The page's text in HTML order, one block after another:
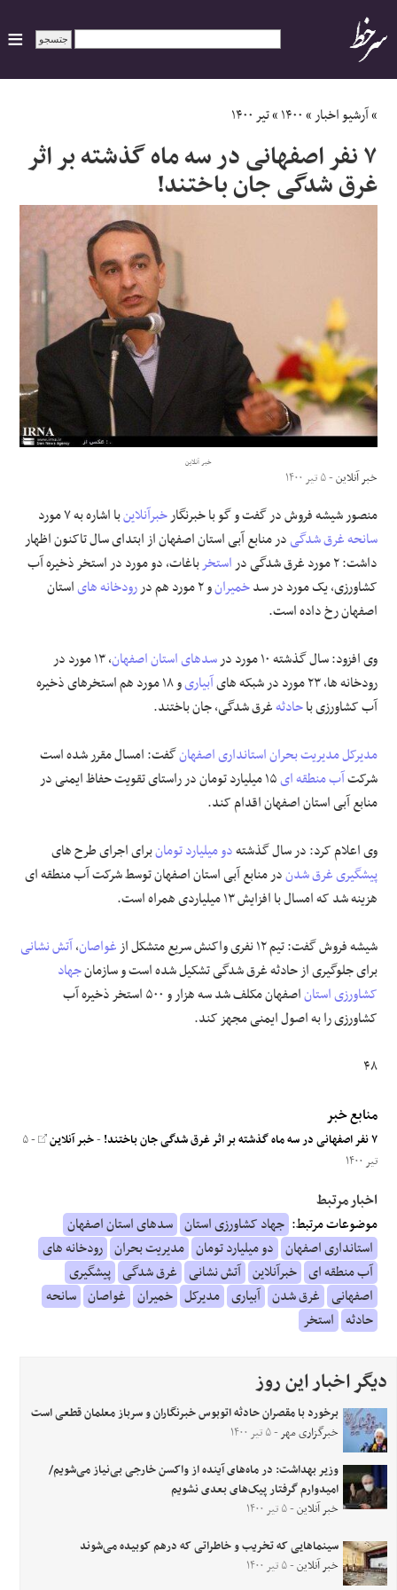
ایران
سیاسی
اقتصاد
اجتماعی
حوادث
علوم و فن آوری
فرهنگی و هنری
مقالات
»آرشیو اخبار»۱۴۰۰»تیر ۱۴۰۰
۷ نفر اصفهانی در سه ماه گذشته بر اثر
غرق شدگی جان باختند!
خبر آنلاین
خبر آنلاین- ۵ تیر ۱۴۰۰
منصور شیشه فروش در گفت و گو با خبرنگارخبرآنلاینبا اشاره به ۷ مورد
سانحهغرق شدگیدر منابع آبی استان اصفهان از ابتدای سال تاکنون اظهار
داشت: ۲ مورد غرق شدگی در
استخرباغات، دو مورد در استخر ذخیره آب
کشاورزی، یک مورد در سدخمیرانو ۲ مورد هم در رودخانه هایاستان
اصفهان رخ داده است.
وی افزود: سال گذشته ۱۰ مورد در سدهای استان اصفهان
، ۱۳ مورد در
رودخانه ها، ۲۳ مورد در شبکه های
آبیاری
و ۱۸ مورد هم استخرهای ذخیره
آب کشاورزی باحادثهغرق شدگی، جان باختند.
مدیرکلمدیریت بحراناستانداری اصفهانگفت: امسال مقرر شده است
شرکتآب منطقه ای
۱۵ میلیارد تومان در راستای تقویت حفاظ ایمنی در
منابع آبی استان اصفهان اقدام کند.
وی اعلام کرد: در سال گذشتهدو میلیارد تومانبرای اجرای طرح های
پیشگیریغرق شدندر منابع آبی استان اصفهان توسط شرکت آب منطقه ای
هزینه شد که امسال با افزایش ۱۳ میلیاردی همراه است.
شیشه فروش گفت: تیم ۱۲ نفری واکنش سریع متشکل از غواصان،آتش نشانی
برای جلوگیری از حادثه غرق شدگی تشکیل شده است و سازمانجهاد
کشاورزی استان
اصفهان مکلف شد سه هزار و ۵۰۰ استخر ذخیره آب
کشاورزی را به اصول ایمنی مجهز کند.
۴۸
منابع خبر
۷ نفر اصفهانی در سه ماه گذشته بر اثر غرق شدگی جان باختند! -خبر آنلاین
- ۵
تیر ۱۴۰۰
اخبار مرتبط
موضوعات مرتبط: جهاد کشاورزی استان سدهای استان اصفهان
استانداری اصفهان دو میلیارد تومان مدیریت بحران رودخانه های
آب منطقه ای خبرآنلاین آتش نشانی غرق شدگی پیشگیری
اصفهانی غرق شدن آبیاری مدیرکل خمیران غواصان سانحه
حادثه استخر
دیگر اخبار این روز
برخورد با مقصران حادثه اتوبوس خبرنگاران و سرباز معلمان قطعی است
خبرگزاری مهر- ۵ تیر ۱۴۰۰
وزیر بهداشت: در ماه‌های آینده از واکسن خارجی بی‌نیاز می‌شویم/
امیدوارم گرفتار پیک‌های بعدی نشویم
خبر آنلاین- ۵ تیر ۱۴۰۰
سینماهایی که تخریب و خاطراتی که درهم‌ کوبیده می‌شوند
خبر آنلاین- ۵ تیر ۱۴۰۰